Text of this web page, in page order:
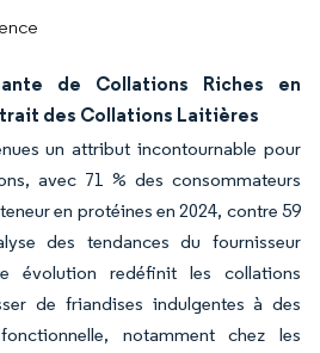
de Collations Riches en
des Collations Laitières
un attribut incontournable pour
avec 71 % des consommateurs
en protéines en 2024, contre 59
des tendances du fournisseur
évolution redéfinit les collations
de friandises indulgentes à des
notamment chez les